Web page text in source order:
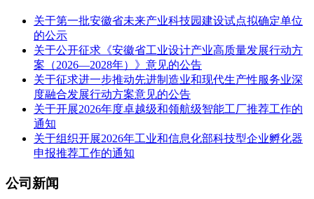
关于第一批安徽省未来产业科技园建设试点拟确定单位
的公示
关于公开征求《安徽省工业设计产业高质量发展行动方
案（2026—2028年）》意见的公告
关于征求进一步推动先进制造业和现代生产性服务业深
度融合发展行动方案意见的公告
关于开展2026年度卓越级和领航级智能工厂推荐工作的
通知
关于组织开展2026年工业和信息化部科技型企业孵化器
申报推荐工作的通知
公司新闻